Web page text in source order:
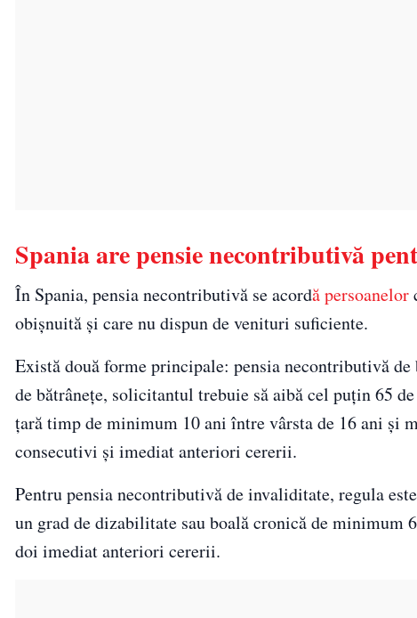
Spania are pensie necontributivă
În Spania, pensia necontributivă se acordă persoanelor
obișnuită și care nu dispun de venituri suficiente.
Există două forme principale: pensia necontributivă
de bătrânețe, solicitantul trebuie să aibă cel puțin 65
țară timp de minimum 10 ani între vârsta de 16 ani și
consecutivi și imediat anteriori cererii.
Pentru pensia necontributivă de invaliditate, regula
un grad de dizabilitate sau boală cronică de
doi imediat anteriori cererii.